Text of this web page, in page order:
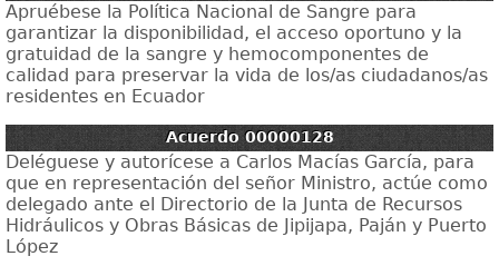
Apruébese la Política Nacional de Sangre para
garantizar la disponibilidad, el acceso oportuno y la
gratuidad de la sangre y hemocomponentes de
calidad para preservar la vida de los/as ciudadanos/as
residentes en Ecuador
Acuerdo 00000128
Deléguese y autorícese a Carlos Macías García, para
que en representación del señor Ministro, actúe como
delegado ante el Directorio de la Junta de Recursos
Hidráulicos y Obras Básicas de Jipijapa, Paján y Puerto
López